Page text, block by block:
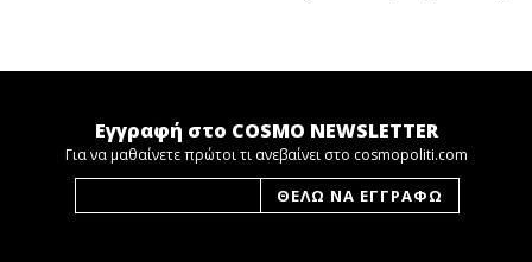
Εγγραφή στο COSMO NEWSLETTER
Για να μαθαίνετε πρώτοι τι ανεβαίνει στο cosmopoliti.com